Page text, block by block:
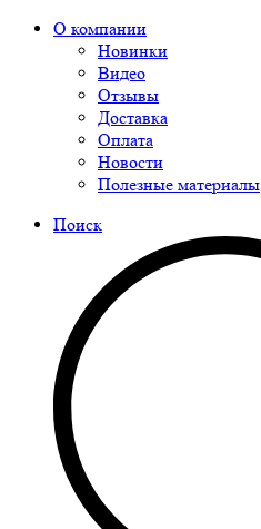
О компании
Новинки
Видео
Отзывы
Доставка
Оплата
Новости
Полезные материалы
Поиск